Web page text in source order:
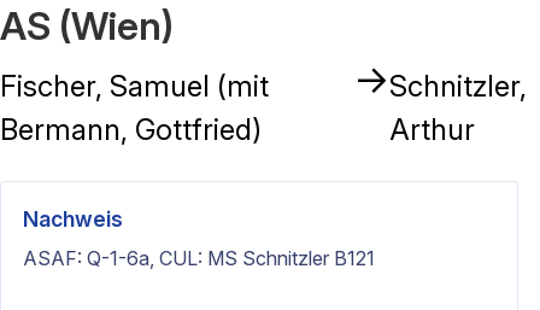
AS (Wien)
Fischer, Samuel (mit
Bermann, Gottfried)
→Schnitzler,
Arthur
Nachweis
ASAF: Q-1-6a, CUL: MS Schnitzler B121